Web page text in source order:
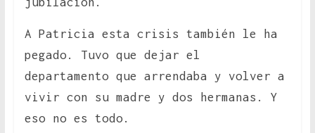
A Patricia esta crisis también le ha
pegado. Tuvo que dejar el
departamento que arrendaba y volver a
vivir con su madre y dos hermanas. Y
eso no es todo.